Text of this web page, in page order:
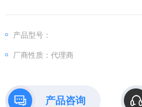
产品型号：
厂商性质：代理商
产品咨询